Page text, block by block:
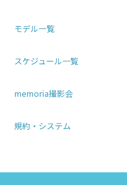
モデル一覧
スケジュール一覧
memoria撮影会
規約・システム